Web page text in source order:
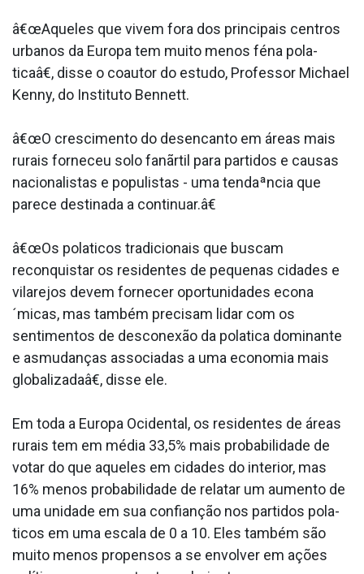
â€œAqueles que vivem fora dos principais centros
urbanos da Europa tem muito menos féna pola­
ticaâ€, disse o coautor do estudo, Professor Michael
Kenny, do Instituto Bennett.
â€œO crescimento do desencanto em áreas mais
rurais forneceu solo fanãrtil para partidos e causas
nacionalistas e populistas - uma tendaªncia que
parece destinada a continuar.â€
â€œOs pola­ticos tradicionais que buscam
reconquistar os residentes de pequenas cidades e
vilarejos devem fornecer oportunidades econa
´micas, mas também precisam lidar com os
sentimentos de desconexão da pola­tica dominante
e asmudanças associadas a uma economia mais
globalizadaâ€, disse ele.
Em toda a Europa Ocidental, os residentes de áreas
rurais tem em média 33,5% mais probabilidade de
votar do que aqueles em cidades do interior, mas
16% menos probabilidade de relatar um aumento de
uma unidade em sua confianção nos partidos pola­
ticos em uma escala de 0 a 10. Eles também são
muito menos propensos a se envolver em ações